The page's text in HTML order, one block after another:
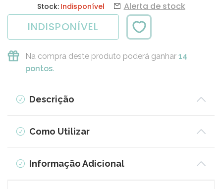
Stock: Indisponível Alerta de stock
INDISPONÍVEL
Na compra deste produto poderá ganhar 14
pontos.
Descrição
Como Utilizar
Informação Adicional